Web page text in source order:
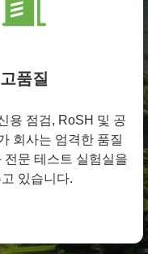
고품질
용 점검, RoSH 및 공
회사는 엄격한 품질
전문 테스트 실험실을
있습니다.